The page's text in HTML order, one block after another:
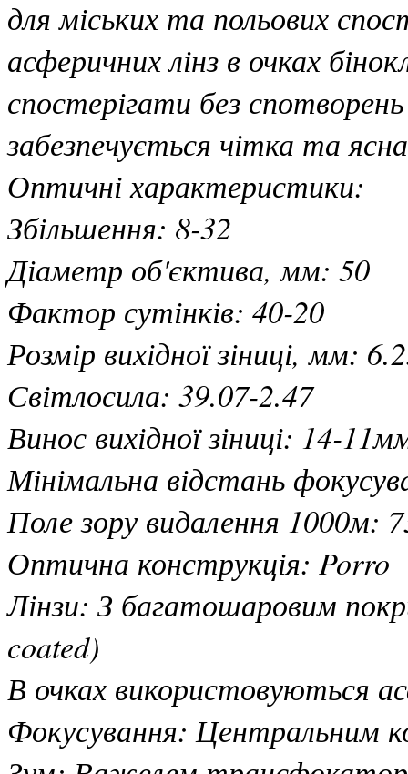
для міських та польових
асферичних лінз в очках
спостерігати без
забезпечується чітка та
Оптичні характеристики:
Збільшення: 8-32
Діаметр об'єктива, мм: 50
Фактор сутінків: 40-20
Розмір вихідної зіниці, мм:
Світлосила: 39.07-2.47
Винос вихідної зіниці: 14-
Мінімальна відстань
Поле зору видалення 1000м:
Оптична конструкція: Porro
Лінзи: З багатошаровим
coated)
В очках використовуються
Фокусування: Центральним